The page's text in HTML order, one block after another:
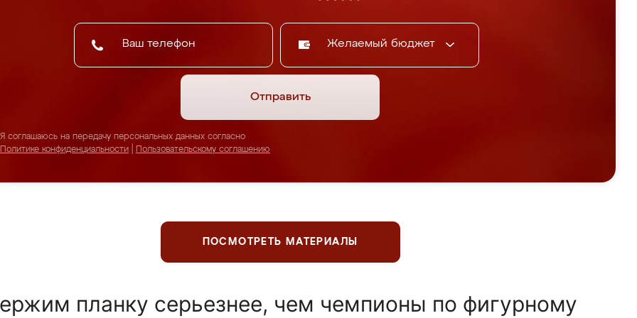
Желаемый бюджет
Отправить
Я соглашаюсь на передачу персональных данных согласно
Политике конфиденциальности
Пользовательскому соглашению
ПОСМОТРЕТЬ МАТЕРИАЛЫ
планку серьезнее, чем чемпионы по фигурному